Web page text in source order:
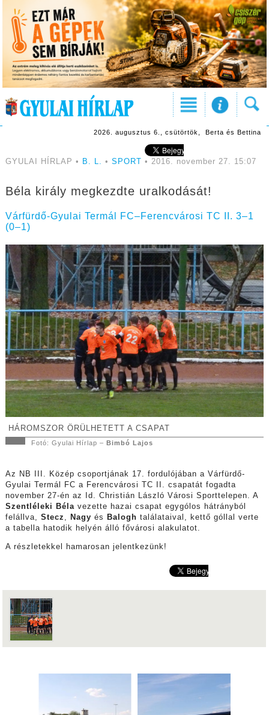
2026. augusztus 6., csütörtök, Berta és Bettina
GYULAI HÍRLAP • B. L. • SPORT • 2016. november 27. 15:07
Béla király megkezdte uralkodását!
Várfürdő-Gyulai Termál FC–Ferencvárosi TC II. 3–1
(0–1)
HÁROMSZOR ÖRÜLHETETT A CSAPAT
Fotó: Gyulai Hírlap – Bimbó Lajos
Az NB III. Közép csoportjának 17. fordulójában a Várfürdő-
Gyulai Termál FC a Ferencvárosi TC II. csapatát fogadta
november 27-én az Id. Christián László Városi Sporttelepen. A
Szentléleki Bélavezette hazai csapat egygólos hátrányból
felállva, Stecz , Nagy és Balogh találataival, kettő góllal verte
a tabella hatodik helyén álló fővárosi alakulatot.
A részletekkel hamarosan jelentkezünk!